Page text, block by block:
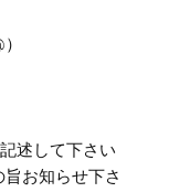
述して下さい
お知らせ下さ